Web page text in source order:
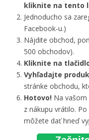
kliknite na tento
Jednoducho sa
Facebook-u.)
Nájdite obchod,
500 obchodov).
Kliknite na
Vyhľadajte
stránke obchodu,
Hotovo! Na
z nákupu vrátilo.
môžete dať hneď